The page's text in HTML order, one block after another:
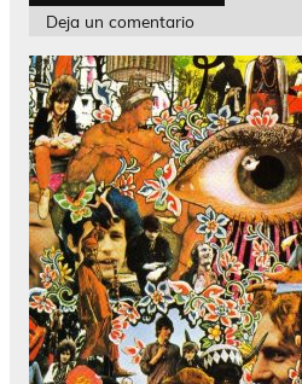
Deja un comentario